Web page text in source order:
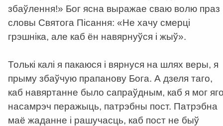
збаўлення!» Бог ясна выражае сваю волю праз
словы Святога Пісання: «Не хачу смерці
грэшніка, але каб ён навярнуўся і жыў».
Толькі калі я пакаюся і вярнуся на шлях веры, я
прыму збаўчую прапанову Бога. А дзеля таго,
каб навяртанне было сапраўдным, каб я мог
насамрэч перажыць, патрэбны пост. Патрэбна
маё жаданне і рашучасць, каб пост не быў